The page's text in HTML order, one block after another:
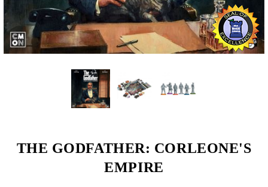
THE GODFATHER: CORLEONE'S
EMPIRE